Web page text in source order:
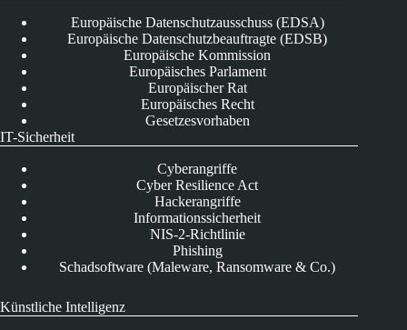
Europäische Datenschutzausschuss (EDSA)
Europäische Datenschutzbeauftragte (EDSB)
Europäische Kommission
Europäisches Parlament
Europäischer Rat
Europäisches Recht
Gesetzesvorhaben
IT-Sicherheit
Cyberangriffe
Cyber Resilience Act
Hackerangriffe
Informationssicherheit
NIS-2-Richtlinie
Phishing
Schadsoftware (Maleware, Ransomware & Co.)
Künstliche Intelligenz